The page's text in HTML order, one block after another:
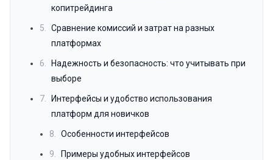
копитрейдинга
5. Сравнение комиссий и затрат на разных
платформах
6.
Надежность и безопасность: что учитывать при
выборе
7.
Интерфейсы и удобство использования
платформ для новичков
8. Особенности интерфейсов
9. Примеры удобных интерфейсов